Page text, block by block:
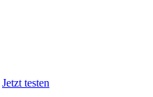
Jetzt testen